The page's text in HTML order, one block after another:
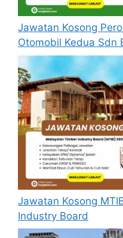
Jawatan Kosong
Otomobil Kedua Sdn
Jawatan Kosong
Industry Board